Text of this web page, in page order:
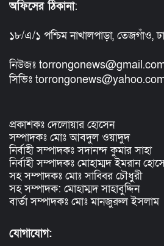
অফিসের ঠিকানা:
১৮/এ/১ পশ্চিম নাখালপাড়া, তেজগাঁও,
নিউজঃ
সিভিঃ
প্রকাশকঃ দেলোয়ার হোসেন
সম্পাদকঃ মোঃ আবদুল ওয়াদুদ
নির্বাহী সম্পাদকঃ সদানন্দ কুমার সাহা
নির্বাহী সম্পাদকঃ মোহাম্মদ ইমরান
সহ সম্পাদকঃ মোঃ সাব্বির চৌধুরী
সহ সম্পাদক: মোহাম্মদ সাহাবুদ্দিন
বার্তা সম্পাদকঃ মোঃ মানজুরুল ইসলাম
যোগাযোগ: